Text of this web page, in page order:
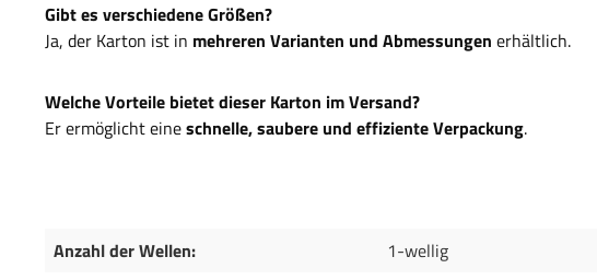
Gibt es verschiedene Größen?
Ja, der Karton ist in mehreren Varianten und Abmessungen erhältlich.
Welche Vorteile bietet dieser Karton im Versand?
Er ermöglicht eineschnelle, saubere und effiziente Verpackung.
Anzahl der Wellen:
1-wellig